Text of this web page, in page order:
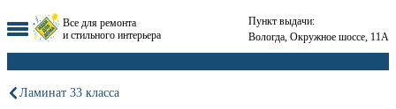
Все для ремонта
и стильного интерьера
Пункт выдачи:
Вологда, Окружное шоссе, 11А
Ламинат 33 класса